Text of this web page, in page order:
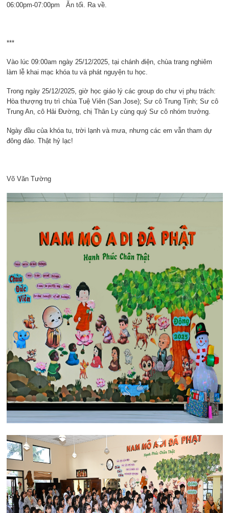
06:00pm-07:00pm Ăn tối. Ra về.
***
Vào lúc 09:00am ngày 25/12/2025, tại chánh điện, chùa trang nghiêm
làm lễ khai mạc khóa tu và phát nguyện tu học.
Trong ngày 25/12/2025, giờ học giáo lý các group do chư vị phụ trách:
Hòa thượng trụ trì chùa Tuệ Viên (San Jose); Sư cô Trung Tịnh; Sư cô
Trung An, cô Hải Đường, chị Thân Ly cùng quý Sư cô nhóm trưởng.
Ngày đầu của khóa tu, trời lạnh và mưa, nhưng các em vẫn tham dự
đông đảo. Thật hỷ lạc!
Võ Văn Tường